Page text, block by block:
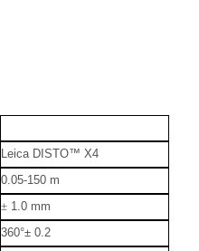
Leica DISTO™ X4
0.05-150 m
± 1.0 mm
360°± 0.2